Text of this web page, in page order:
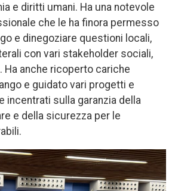
e diritti umani. Ha una notevole
che le ha finora permesso
e dinegoziare questioni locali,
con vari stakeholder sociali,
Ha anche ricoperto cariche
e guidato vari progetti e
incentrati sulla garanzia della
e della sicurezza per le